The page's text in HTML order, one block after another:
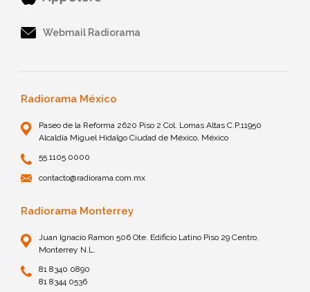
Webmail Radiorama
Radiorama México
Paseo de la Reforma 2620 Piso 2 Col. Lomas Altas C.P.11950
Alcaldía Miguel Hidalgo Ciudad de México, México
55 1105 0000
contacto@radiorama.com.mx
Radiorama Monterrey
Juan Ignacio Ramon 506 Ote. Edificio Latino Piso 29 Centro,
Monterrey N.L.
81 8340 0890
81 8344 0536